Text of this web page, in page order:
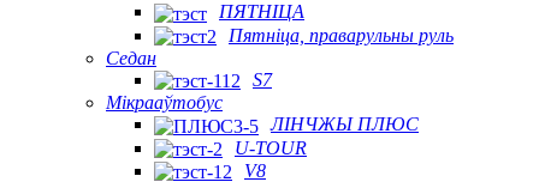
ПЯТНІЦА
Пятніца, праварульны руль
Седан
S7
Мікрааўтобус
ЛІНЧЖЫ ПЛЮС
U-TOUR
V8